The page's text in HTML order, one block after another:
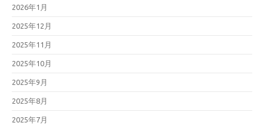
2026年1月
2025年12月
2025年11月
2025年10月
2025年9月
2025年8月
2025年7月